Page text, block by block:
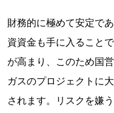
財務的に極めて安定で
資資金も手に入ること
が高まり、このため国
ガスのプロジェクトに
されます。リスクを嫌